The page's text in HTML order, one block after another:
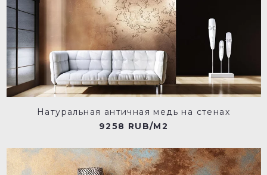
Натуральная античная медь на стенах
9258 RUB/M2